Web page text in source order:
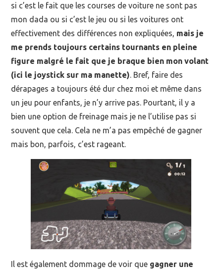
si c’est le fait que les courses de voiture ne sont pas
mon dada ou si c’est le jeu ou si les voitures ont
effectivement des différences non expliquées, mais je
me prends toujours certains tournants en pleine
figure malgré le fait que je braque bien mon volant
(ici le joystick sur ma manette). Bref, faire des
dérapages a toujours été dur chez moi et même dans
un jeu pour enfants, je n’y arrive pas. Pourtant, il y a
bien une option de freinage mais je ne l’utilise pas si
souvent que cela. Cela ne m’a pas empêché de gagner
mais bon, parfois, c’est rageant.
Il est également dommage de voir que gagner une